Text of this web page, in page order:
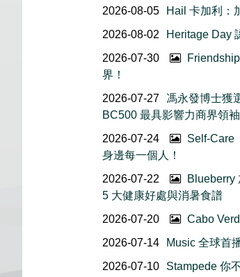
2026-08-05
Hail 卡加利：
2026-08-02
Heritage Day
2026-07-30
界！
2026-07-27
馮永發博士獲
BC500 最具影響力商界領袖
2026-07-24
Self-Care
身邊每一個人！
2026-07-22
Blueberry
5 大健康好處與消暑食譜
2026-07-20
Cabo
2026-07-14
Music 全球首
2026-07-10
Stampede 你